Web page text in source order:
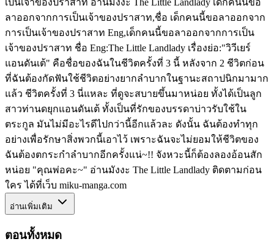
เป็นเจ้าของปราสาท อ่านมังงะ The Little Landlady เด็กคนนี้ขอ
ลาออกจากการเป็นเจ้าของปราสาท,ชื่อ เด็กคนนี้ขอลาออกจาก
การเป็นเจ้าของปราสาท Eng,เด็กคนนี้ขอลาออกจากการเป็น
เจ้าของปราสาท ชื่อ Eng:The Little Landlady เรื่องย่อ:"วิวีเยร์
แอนดันเต้" คือชื่อของฉันในชีวิตครั้งที่ 3 นี้ หลังจาก 2 ชีวิตก่อน
ที่ฉันต้องกัดฟันใช้ชีวิตอย่างยากลำบากในฐานะสถาปนิกมามาก
แล้ว ชีวิตครั้งที่ 3 นี่แหละ ที่ดูจะสบายขึ้นมาหน่อย ทั้งได้เป็นลูก
สาวท่านดยุกแอนดันเต้ ทั้งเป็นที่รักของบรรดาบ่าวรับใช้ใน
ตระกูล มันไม่มีอะไรดีไปกว่านี้อีกแล้วละ ดังนั้น ฉันต้องทำทุก
อย่างเพื่อรักษาสิ่งพวกนี้เอาไว้ เพราะฉันจะไม่ยอมให้ชีวิตของ
ฉันต้องตกระกำลำบากอีกครั้งแน่~!! จังหวะนี้ก็ต้องลองอ้อนสัก
หน่อย "คุณพ่อคะ~" อ่านมังงะ The Little Landlady ติดตามก่อน
ใคร ได้ที่เว็บ miku-manga.com
อ่านเพิ่มเติม
ตอนทั้งหมด